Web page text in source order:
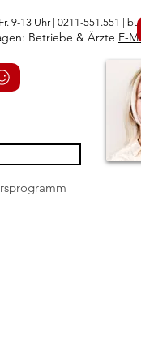
9-13 Uhr | 0211-551.551 |
Betriebe & Ärzte E-